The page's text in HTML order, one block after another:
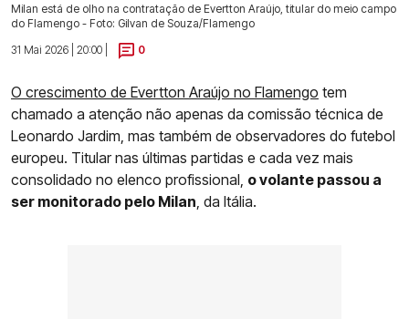
Milan está de olho na contratação de Evertton Araújo, titular do meio campo
do Flamengo - Foto: Gilvan de Souza/Flamengo
31 Mai 2026 | 20:00 |
0
O crescimento de Evertton Araújo no Flamengo tem
chamado a atenção não apenas da comissão técnica de
Leonardo Jardim, mas também de observadores do futebol
europeu. Titular nas últimas partidas e cada vez mais
consolidado no elenco profissional, o volante passou a
ser monitorado pelo Milan , da Itália.